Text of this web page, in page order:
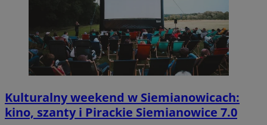
Kulturalny weekend w Siemianowicach:
kino, szanty i Pirackie Siemianowice 7.0